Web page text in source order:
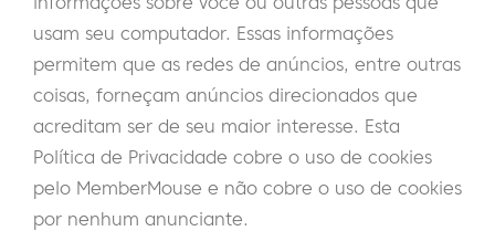
usam seu computador. Essas informações
permitem que as redes de anúncios, entre outras
coisas, forneçam anúncios direcionados que
acreditam ser de seu maior interesse. Esta
Política de Privacidade cobre o uso de cookies
pelo MemberMouse e não cobre o uso de cookies
por nenhum anunciante.